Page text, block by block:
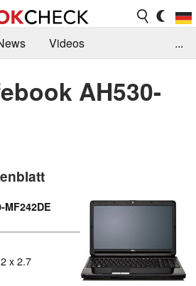
Videos
Suche
Jobs
...
AH530-
x 2.7